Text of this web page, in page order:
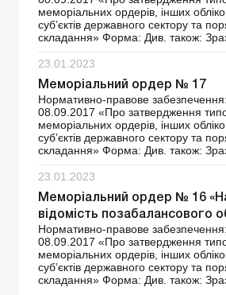
меморіальних ордерів, інших
суб’єктів державного сектору та
складання» Форма: Див. також:
23.01.2023
Меморіальний ордер № 17
Нормативно-правове
08.09.2017 «Про затвердження
меморіальних ордерів, інших
суб’єктів державного сектору та
складання» Форма: Див. також:
23.01.2023
Меморіальний ордер № 16
відомість позабалансового
Нормативно-правове
08.09.2017 «Про затвердження
меморіальних ордерів, інших
суб’єктів державного сектору та
складання» Форма: Див. також: